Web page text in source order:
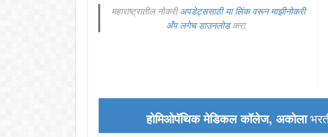
महाराष्ट्रातील नोकरीअपडेट्ससाठी या लिंक वरून माझीनोकरी
अँप लगेच डाउनलोडकरा.
होमिओपॅथिक मेडिकल कॉलेज, अकोला